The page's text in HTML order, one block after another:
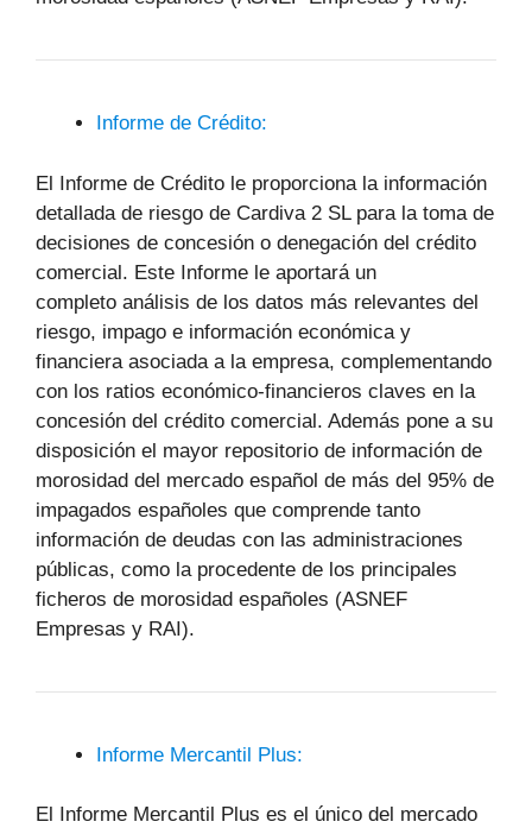
Informe de Crédito:
El Informe de Crédito le proporciona la información
detallada de riesgo de Cardiva 2 SL para la toma de
decisiones de concesión o denegación del crédito
comercial. Este Informe le aportará un
completo análisis de los datos más relevantes del
riesgo, impago e información económica y
financiera asociada a la empresa, complementando
con los ratios económico-financieros claves en la
concesión del crédito comercial. Además pone a su
disposición el mayor repositorio de información de
morosidad del mercado español de más del 95% de
impagados españoles que comprende tanto
información de deudas con las administraciones
públicas, como la procedente de los principales
ficheros de morosidad españoles (ASNEF
Empresas y RAI).
Informe Mercantil Plus:
El Informe Mercantil Plus es el único del mercado